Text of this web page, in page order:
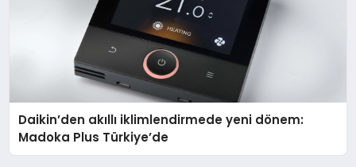
Daikin’den akıllı iklimlendirmede yeni dönem:
Madoka Plus Türkiye’de